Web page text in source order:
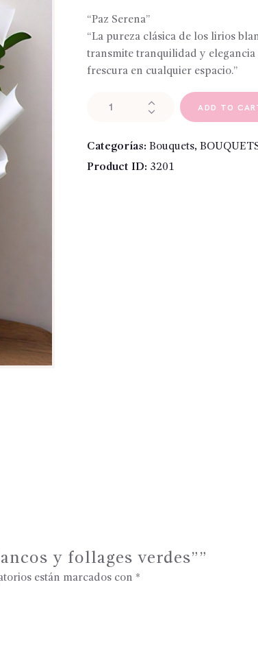
“Paz Serena”
“La pureza clásica de los lirios
transmite tranquilidad y
frescura en cualquier espacio.”
y
follages
ADD TO
Categorías:Bouquets,
Product ID: 3201
y follages verdes””
están marcados con *